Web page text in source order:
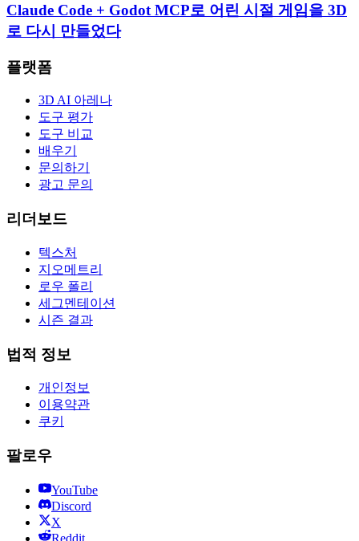
Claude Code + Godot MCP로 어린 시절 게임을 3D
로 다시 만들었다
플랫폼
3D AI 아레나
도구 평가
도구 비교
배우기
문의하기
광고 문의
리더보드
텍스처
지오메트리
로우 폴리
세그멘테이션
시즌 결과
법적 정보
개인정보
이용약관
쿠키
팔로우
YouTube
Discord
X
Reddit